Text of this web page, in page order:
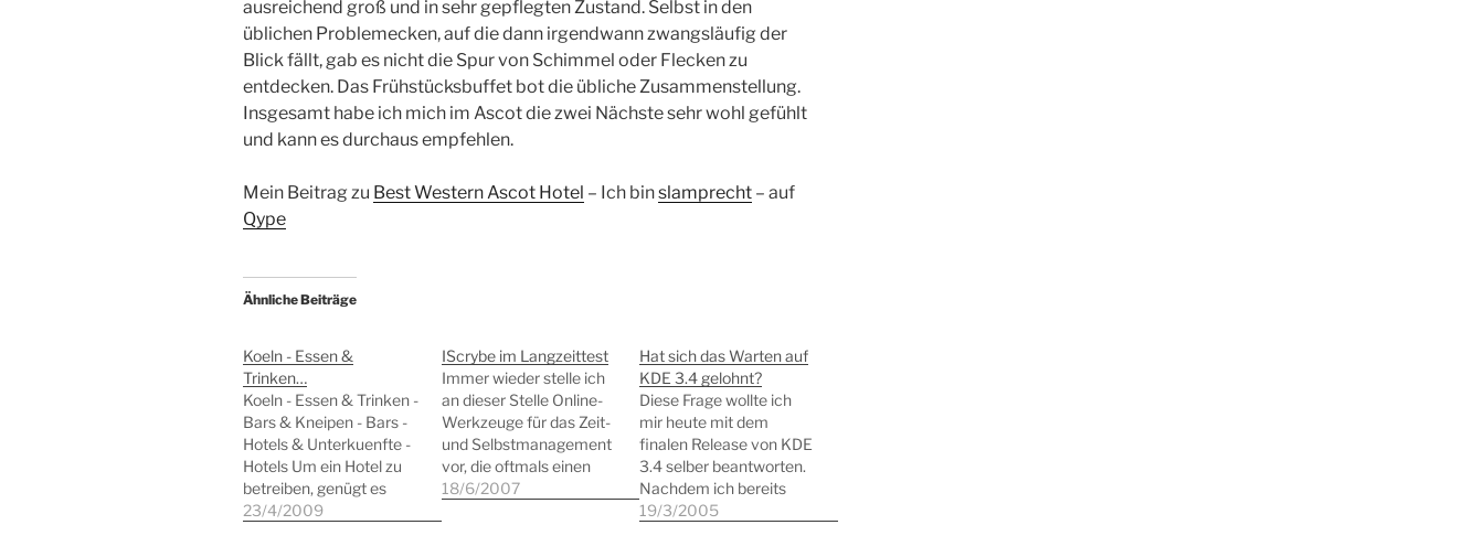
ausreichend groß und in sehr gepflegten Zustand. Selbst in den
üblichen Problemecken, auf die dann irgendwann zwangsläufig der
Blick fällt, gab es nicht die Spur von Schimmel oder Flecken zu
entdecken. Das Frühstücksbuffet bot die übliche Zusammenstellung.
Insgesamt habe ich mich im Ascot die zwei Nächste sehr wohl gefühlt
und kann es durchaus empfehlen.
Mein Beitrag zu Best Western Ascot Hotel – Ich binslamprecht – auf
Qype
Ähnliche Beiträge
Koeln - Essen &
Trinken…
Koeln - Essen & Trinken -
Bars & Kneipen - Bars -
Hotels & Unterkuenfte -
Hotels Um ein Hotel zu
betreiben, genügt es
nicht, "Hotel" an die
23/4/2009
IScrybe im Langzeittest
Immer wieder stelle ich
an dieser Stelle Online-
Werkzeuge für das Zeit-
und Selbstmanagement
vor, die oftmals einen
viel, häufig aber auch
18/6/2007
Hat sich das Warten auf
KDE 3.4 gelohnt?
Diese Frage wollte ich
mir heute mit dem
finalen Release von KDE
3.4 selber beantworten.
Nachdem ich bereits
eine Betaversion
19/3/2005